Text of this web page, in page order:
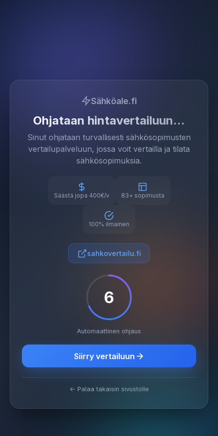
Sähköale.fi
Ohjataan hintavertailuun
Sinut ohjataan turvallisesti sähkösopimusten
vertailupalveluun, jossa voit vertailla ja tilata
sähkösopimuksia.
Säästä jopa 400€/v 83+ sopimusta
100% ilmainen
sahkovertailu.fi
6
Automaattinen ohjaus
Siirry vertailuun
← Palaa takaisin sivustolle